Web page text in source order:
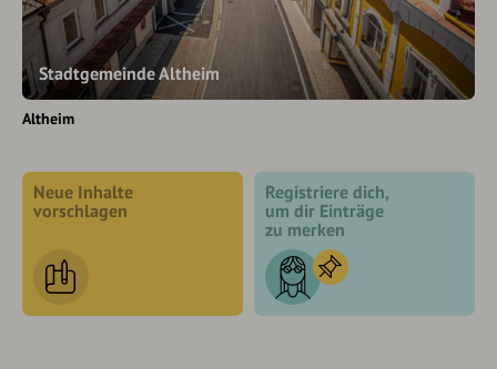
Stadtgemeinde Altheim
Altheim
Neue Inhalte
vorschlagen
Registriere dich,
um dir Einträge
zu merken